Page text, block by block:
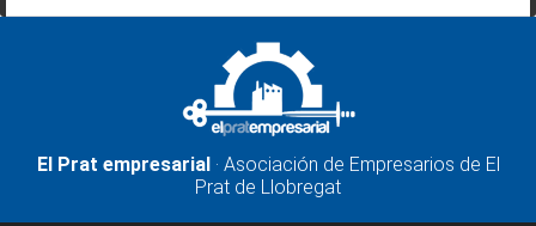
El Prat empresarial· Asociación de Empresarios de El
Prat de Llobregat